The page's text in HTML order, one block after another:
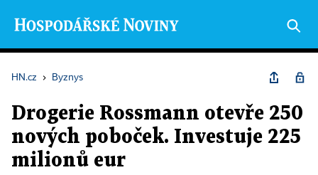
HN.cz › Byznys
Drogerie Rossmann otevře 250
nových poboček. Investuje 225
milionů eur